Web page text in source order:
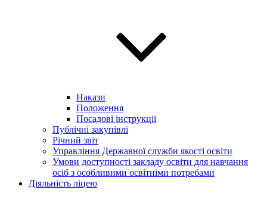
Накази
Положення
Посадові інструкції
Публічні закупівлі
Річний звіт
Управління Державної служби якості освіти
Умови доступності закладу освіти для навчання
осіб з особливими освітніми потребами
Діяльність ліцею